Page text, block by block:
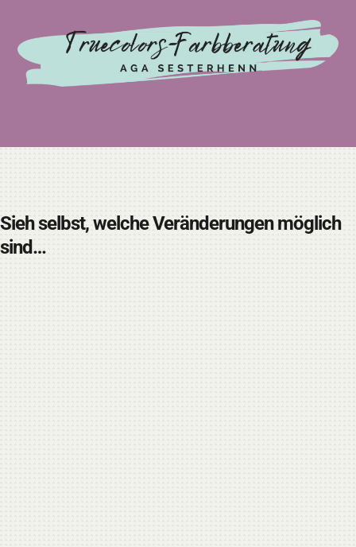
Sieh selbst, welche Veränderungen möglich
sind…